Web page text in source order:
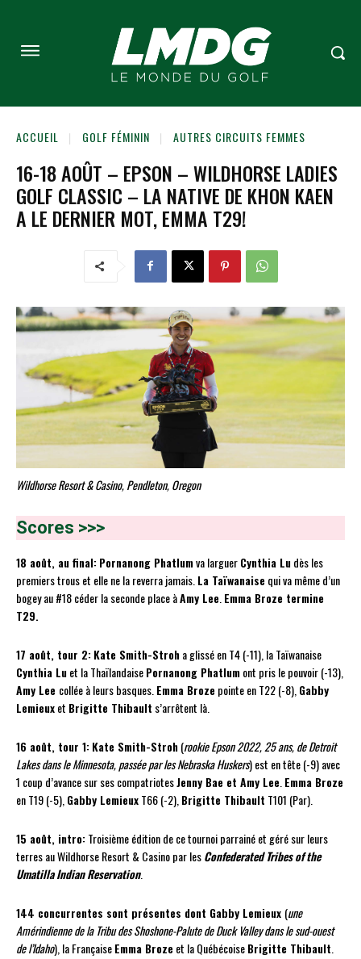
ACCUEIL GOLF FÉMININ AUTRES CIRCUITS FEMMES
16-18 AOÛT – EPSON – WILDHORSE LADIES
GOLF CLASSIC – LA NATIVE DE KHON KAEN
A LE DERNIER MOT, EMMA T29!
Wildhorse Resort & Casino, Pendleton, Oregon
Scores >>>
18 août, au final:Pornanong Phatlumva larguerCynthia Ludès les
premiers trous et elle ne la reverra jamais. La Taïwanaisequi va même d’un
bogey au #18 céder la seconde place àAmy Lee Emma Broze termine
T29.
17 août, tour 2:Kate Smith-Stroha glissé en T4 (-11), la Taïwanaise
Cynthia Luet la ThaïlandaisePornanong Phatlumont pris le pouvoir (-13),
Amy Lee collée à leurs basques. Emma Brozepointe en T22 (-8), Gabby
Lemieuxet Brigitte Thibault s’arrêtent là.
16 août, tour 1:Kate Smith-Stroh(rookie Epson 2022, 25 ans, de Detroit
Lakes dans le Minnesota, passée par les Nebraska Huskers) est en tête (-9) avec
1 coup d’avance sur ses compatriotesJenny Bae et Amy Lee Emma Broze
en T19 (-5), Gabby LemieuxT66 (-2), Brigitte Thibault T101 (Par).
15 août, intro:Troisième édition de ce tournoi parrainé et géré sur leurs
terres au Wildhorse Resort & Casino par lesConfederated Tribes of the
Umatilla Indian Reservation.
144 concurrentes sont présentes dont Gabby Lemieux (une
Amérindienne de la Tribu des Shoshone-Palute de Duck Valley dans le sud-ouest
de l’Idaho), la FrançaiseEmma Brozeet la QuébécoiseBrigitte Thibault